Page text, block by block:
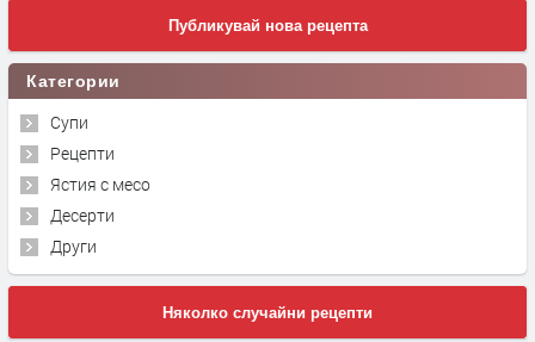
Публикувай нова рецепта
Категории
Супи
Рецепти
Ястия с месо
Десерти
Други
Няколко случайни рецепти